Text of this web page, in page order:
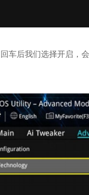
后我们选择开启，